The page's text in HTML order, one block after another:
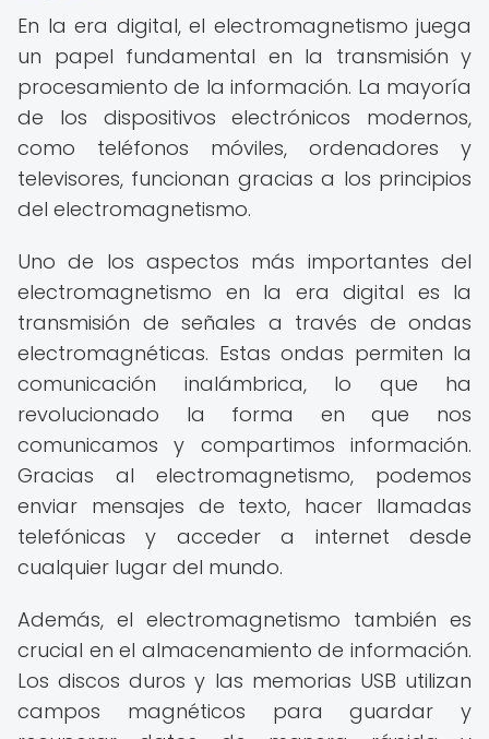
En la era digital, el electromagnetismo juega
un papel fundamental en la transmisión y
procesamiento de la información. La mayoría
de los dispositivos electrónicos modernos,
como teléfonos móviles, ordenadores y
televisores, funcionan gracias a los principios
del electromagnetismo.
Uno de los aspectos más importantes del
electromagnetismo en la era digital es la
transmisión de señales a través de ondas
electromagnéticas. Estas ondas permiten la
comunicación inalámbrica, lo que ha
revolucionado la forma en que nos
comunicamos y compartimos información.
Gracias al electromagnetismo, podemos
enviar mensajes de texto, hacer llamadas
telefónicas y acceder a internet desde
cualquier lugar del mundo.
Además, el electromagnetismo también es
crucial en el almacenamiento de información.
Los discos duros y las memorias USB utilizan
campos magnéticos para guardar y